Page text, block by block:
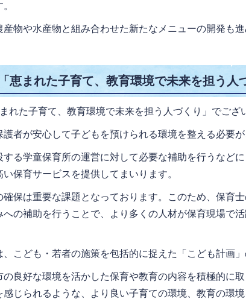
物や水産物と組み合わせた新たなメニューの開発も
恵まれた子育て、教育環境で未来を担う人
れた子育て、教育環境で未来を担う人づくり」でござ
護者が安心して子どもを預けられる環境を整える必要が
する学童保育所の運営に対して必要な補助を行うなど
保育サービスを提供してまいります。
確保は重要な課題となっております。このため、保育
への補助を行うことで、より多くの人材が保育現場で
、こども・若者の施策を包括的に捉えた「こども計画」
の良好な環境を活かした保育や教育の内容を積極的に
感じられるような、より良い子育ての環境、教育の環